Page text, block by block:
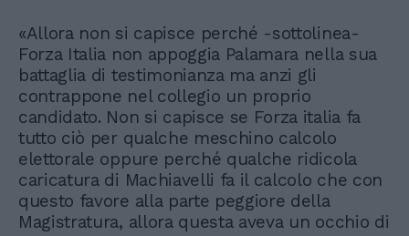
«Allora non si capisce perché -sottolinea-
Forza Italia non appoggia Palamara nella sua
battaglia di testimonianza ma anzi gli
contrappone nel collegio un proprio
candidato. Non si capisce se Forza italia fa
tutto ciò per qualche meschino calcolo
elettorale oppure perché qualche ridicola
caricatura di Machiavelli fa il calcolo che con
questo favore alla parte peggiore della
Magistratura, allora questa aveva un occhio di